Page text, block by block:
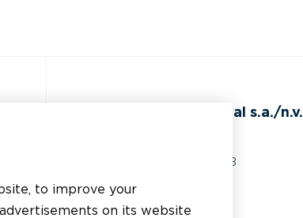
BEAL International s.a./n.v.
Rue du Tronquoy, 8
to improve your
on its website